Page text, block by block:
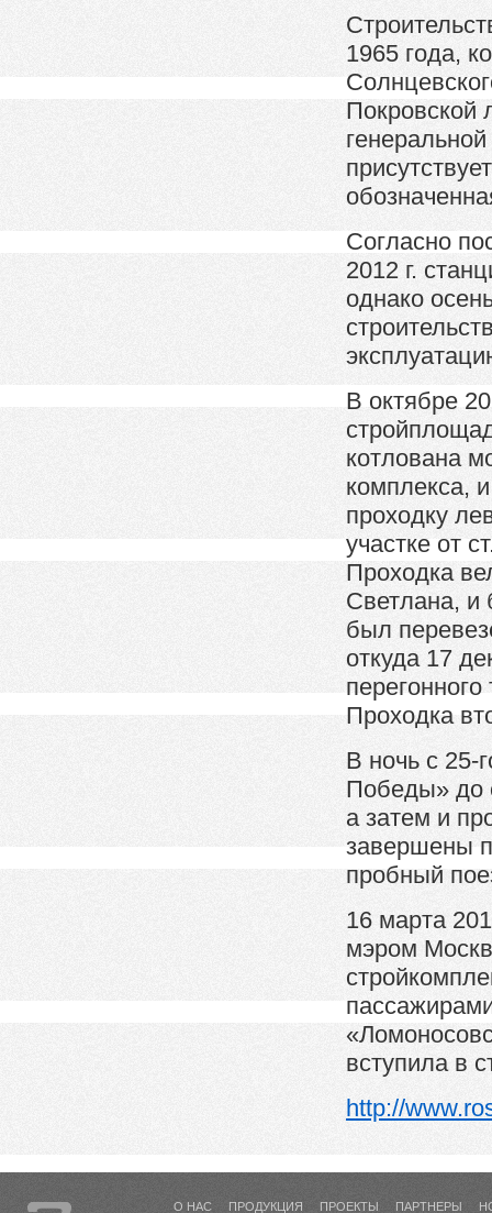
1965 года,
Покровской
Согласно
2012 г.
однако
В октябре
котлована
комплекса,
проходку
участке от
Проходка
Светлана, и
был
откуда 17
Проходка
В ночь с 25-
Победы» до
а затем и
завершены
пробный
16 марта
мэром
вступила в
http://
О НАС ПРОДУКЦИЯ ПРОЕКТЫ ПАРТНЕРЫ